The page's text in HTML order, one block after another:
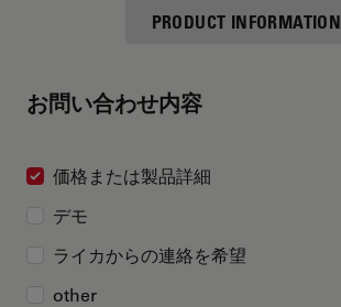
PRODUCT INFORMATION
お問い合わせ内容
価格または製品詳細
デモ
ライカからの連絡を希望
other